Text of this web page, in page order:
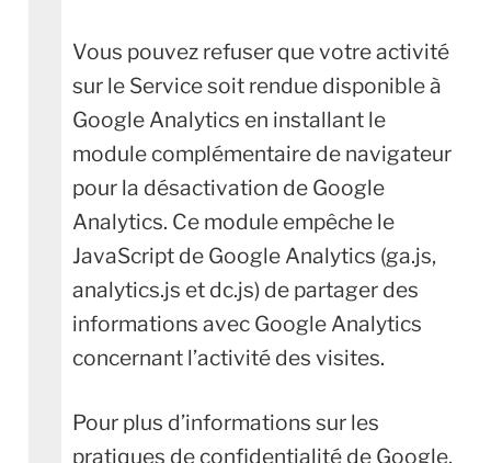
Vous pouvez refuser que votre activité
sur le Service soit rendue disponible à
Google Analytics en installant le
module complémentaire de navigateur
pour la désactivation de Google
Analytics. Ce module empêche le
JavaScript de Google Analytics (ga.js,
analytics.js et dc.js) de partager des
informations avec Google Analytics
concernant l’activité des visites.
Pour plus d’informations sur les
pratiques de confidentialité de Google,